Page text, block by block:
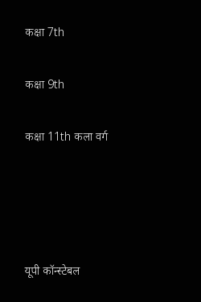
कक्षा 7th
कक्षा 9th
कक्षा 11th कला वर्ग
यूपी कॉन्स्टेबल